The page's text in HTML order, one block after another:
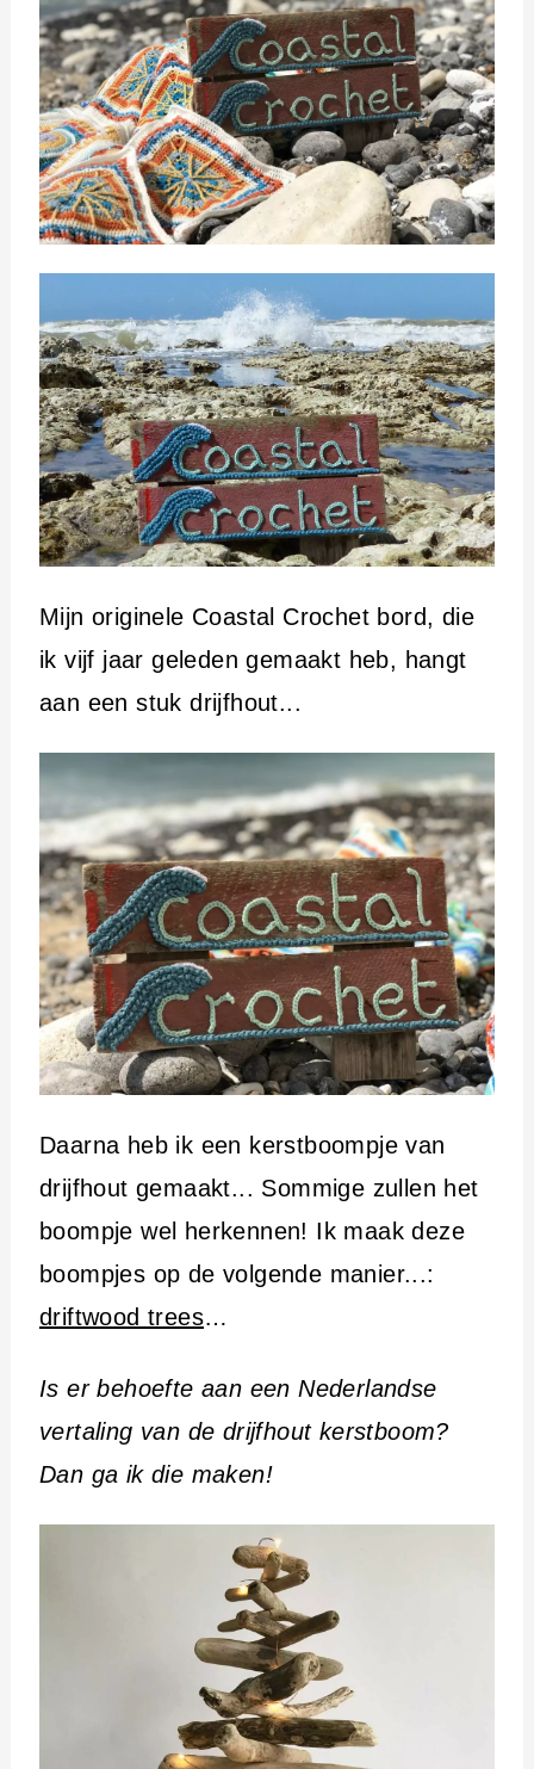
Mijn originele Coastal Crochet bord, die
ik vijf jaar geleden gemaakt heb, hangt
aan een stuk drijfhout...
Daarna heb ik een kerstboompje van
drijfhout gemaakt... Sommige zullen het
boompje wel herkennen! Ik maak deze
boompjes op de volgende manier...:
driftwood trees…
Is er behoefte aan een Nederlandse
vertaling van de drijfhout kerstboom?
Dan ga ik die maken!